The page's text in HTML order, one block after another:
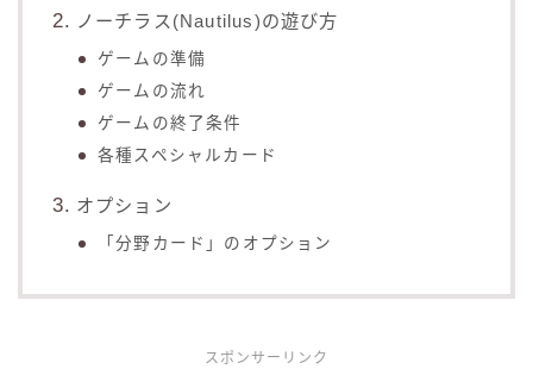
ノーチラス(Nautilus)の遊び方
ゲームの準備
ゲームの流れ
ゲームの終了条件
各種スペシャルカード
オプション
「分野カード」のオプション
スポンサーリンク